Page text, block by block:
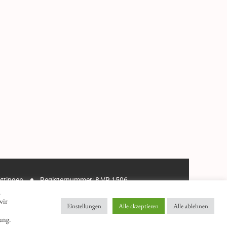
Registernummer: 8 VR 1506
Einstellungen Alle akzeptieren Alle ablehnen